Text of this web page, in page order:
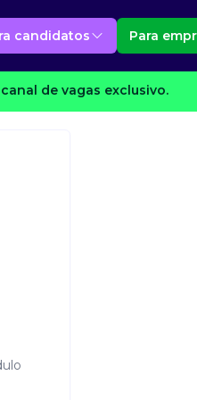
candidatos Para
de vagas exclusivo.